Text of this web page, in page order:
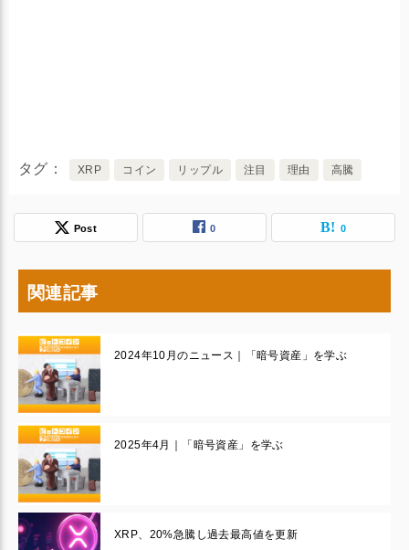
タグ XRP コイン リップル 注目 理由 高騰
Post 0 0
関連記事
2024年10月のニュース｜「暗号資産」を学ぶ
2025年4月｜「暗号資産」を学ぶ
XRP、20%急騰し過去最高値を更新